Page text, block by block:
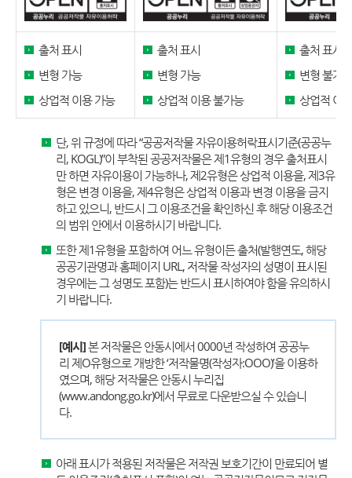
출처 표시
변형 가능
상업적 이용 가능
출처 표시
변형 가능
상업적 이용 불가능
출처 표시
변형 불가능
상업적 이
단, 위 규정에 따라 “공공저작물 자유이용허락표시기준(공공누
리, KOGL)”이 부착된 공공저작물은 제1유형의 경우 출처표시
만 하면 자유이용이 가능하나, 제2유형은 상업적 이용을, 제3유
형은 변경 이용을, 제4유형은 상업적 이용과 변경 이용을 금지
하고 있으니, 반드시 그 이용조건을 확인하신 후 해당 이용조건
의 범위 안에서 이용하시기 바랍니다.
또한 제1유형을 포함하여 어느 유형이든 출처(발행연도, 해당
공공기관명과 홈페이지 URL, 저작물 작성자의 성명이 표시된
경우에는 그 성명도 포함)는 반드시 표시하여야 함을 유의하시
기 바랍니다.
[예시]본 저작물은 안동시에서 0000년 작성하여 공공누
리 제O유형으로 개방한 ‘저작물명(작성자:OOO)’을 이용하
였으며, 해당 저작물은 안동시 누리집
(www.andong.go.kr)에서 무료로 다운받으실 수 있습니
다.
아래 표시가 적용된 저작물은 저작권 보호기간이 만료되어 별